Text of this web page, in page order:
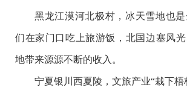
黑龙江漠河北极村，冰天雪地也
们在家门口吃上旅游饭，北国边塞风
地带来源源不断的收入。
宁夏银川西夏陵，文旅产业“栽下梧